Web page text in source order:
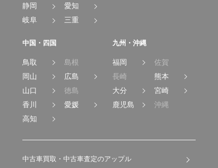
静岡
愛知
岐阜
三重
中国・四国
鳥取
島根
岡山
広島
山口
徳島
香川
愛媛
高知
九州・沖縄
福岡
佐賀
長崎
熊本
大分
宮崎
鹿児島
沖縄
中古車買取・中古車査定のアップル